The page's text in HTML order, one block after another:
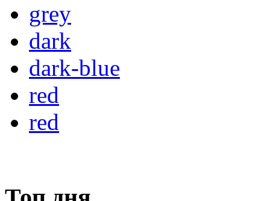
grey
dark
dark-blue
red
red